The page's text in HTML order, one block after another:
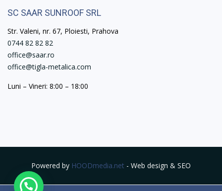
SC SAAR SUNROOF SRL
Str. Valeni, nr. 67, Ploiesti, Prahova
0744 82 82 82
office@saar.ro
office@tigla-metalica.com
Luni – Vineri: 8:00 – 18:00
Powered by HOODmedia.net - Web design & SEO